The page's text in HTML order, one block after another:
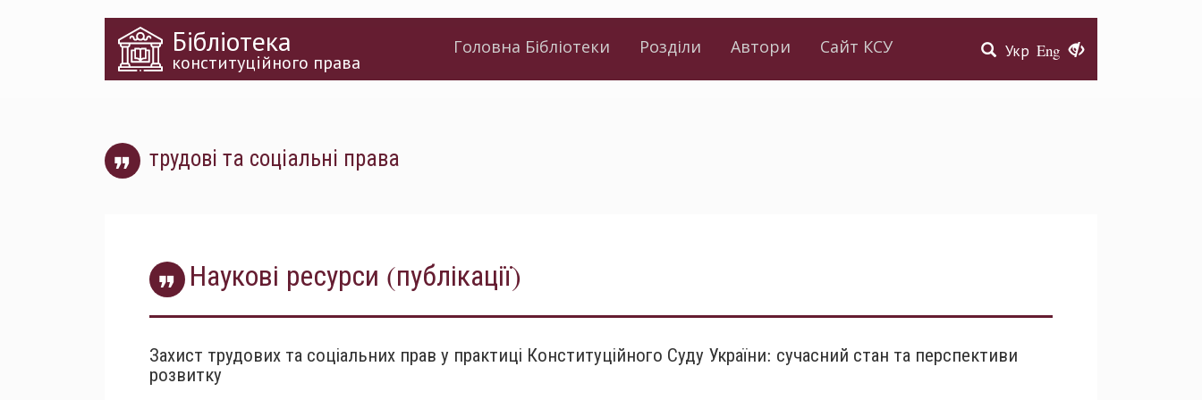
Укр Eng
Бібліотека
конституційного права
Головна Бібліотеки Розділи Автори Сайт КСУ
трудові та соціальні права
Наукові ресурси (публікації)
Захист трудових та соціальних прав у практиці Конституційного Суду України: сучасний стан та перспективи
розвитку